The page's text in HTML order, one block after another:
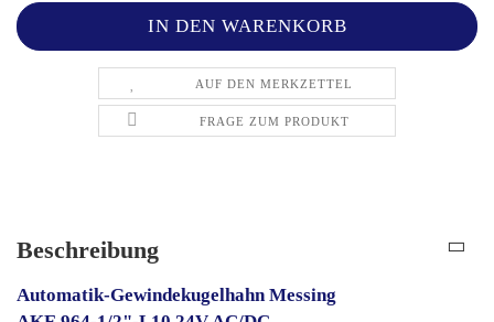
AUF DEN MERKZETTEL
FRAGE ZUM PRODUKT
Beschreibung
Automatik-Gewindekugelhahn Messing